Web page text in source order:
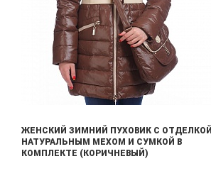
ЖЕНСКИЙ ЗИМНИЙ ПУХОВИК С ОТДЕЛКОЙ
НАТУРАЛЬНЫМ МЕХОМ И СУМКОЙ В
КОМПЛЕКТЕ (КОРИЧНЕВЫЙ)